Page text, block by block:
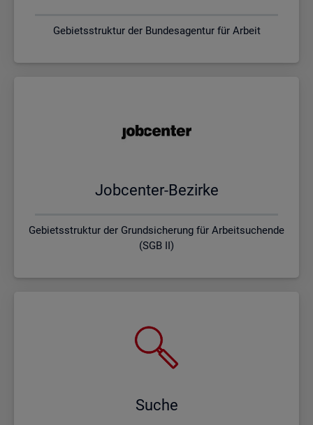
Gebietsstruktur der Bundesagentur für Arbeit
Job­cen­ter-Be­zir­ke
Gebietsstruktur der Grundsicherung für Arbeitsuchende
(SGB II)
Suche